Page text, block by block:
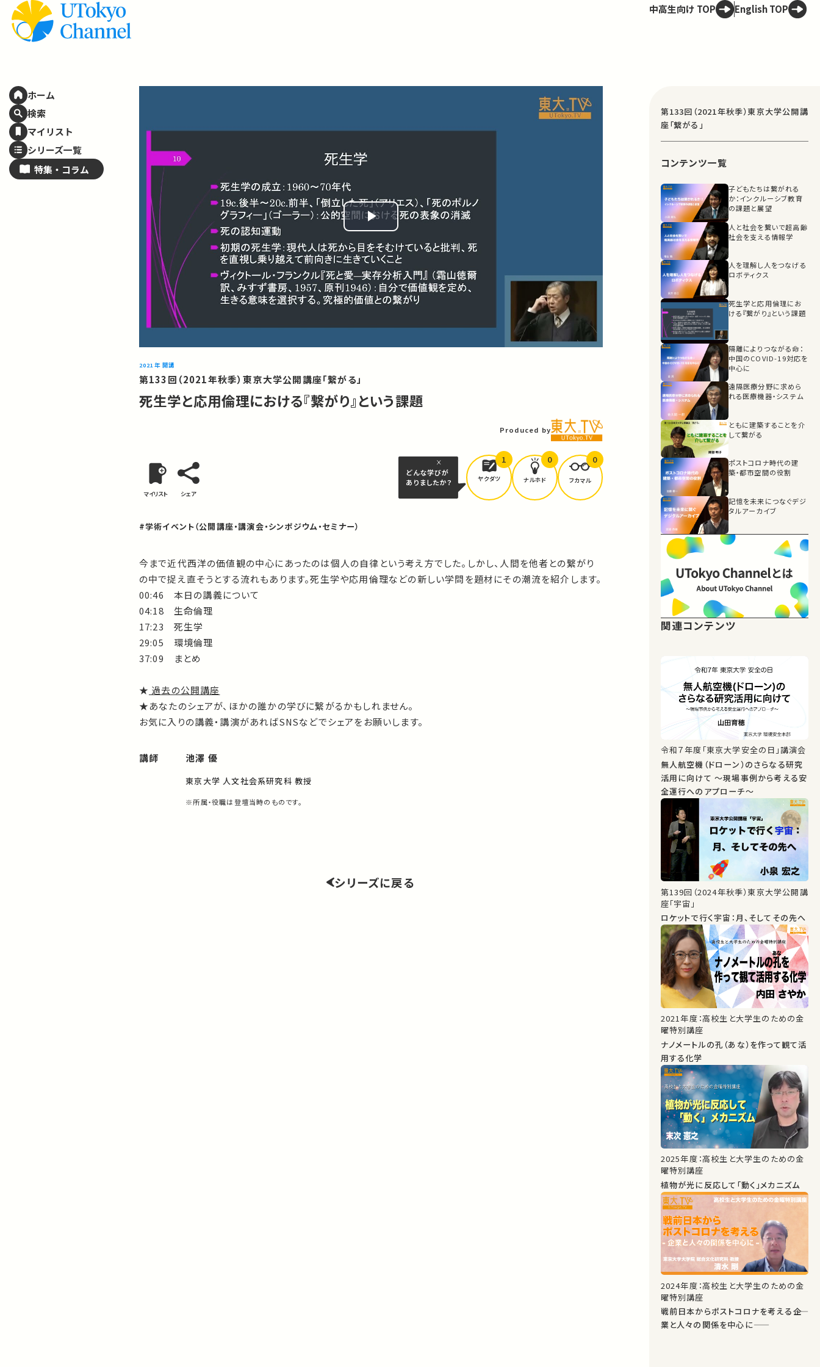
ホーム
検索
マイリスト
シリーズ一覧
特集・ コラム
中高生向け TOP English TOP
Play
Video
2021年 開講
第133回（2021年秋季）東京大学公開講座「繋がる」
死生学と応用倫理における『繋がり』という課題
Produced by
マイリスト シェア
どんな学びが
ありましたか？
ヤクダツ
1
ナルホド
0
フカマル
0
#学術イベント（公開講座・講演会・シンポジウム・セミナー）
今まで近代西洋の価値観の中心にあったのは個人の自律という考え方でした。しかし、人間を他者との繋がり
の中で捉え直そうとする流れもあります。死生学や応用倫理などの新しい学問を題材にその潮流を紹介します。
00:46 本日の講義について
04:18 生命倫理
17:23 死生学
29:05 環境倫理
37:09 まとめ
★ 過去の公開講座
★あなたのシェアが、ほかの誰かの学びに繋がるかもしれません。
お気に入りの講義・講演があればSNSなどでシェアをお願いします。
講師 池澤 優
東京大学 人文社会系研究科 教授
※所属・役職は登壇当時のものです。
シリーズに戻る
第133回（2021年秋季）東京大学公開講
座「繋がる」
コンテンツ一覧
子どもたちは繋がれる
か：インクルーシブ教育
の課題と展望
人と社会を繋いで超高齢
社会を支える情報学
人を理解し人をつなげる
ロボティクス
死生学と応用倫理にお
ける『繋がり』という課題
隔離によりつながる命：
中国のCOVID-19対応を
中心に
遠隔医療分野に求めら
れる医療機器・システム
ともに建築することを介
して繋がる
ポストコロナ時代の建
築・都市空間の役割
記憶を未来につなぐデジ
タルアーカイブ
関連コンテンツ
令和７年度「東京大学安全の日」講演会
無人航空機（ドローン）のさらなる研究
活用に向けて ～現場事例から考える安
全運行へのアプローチ～
第139回（2024年秋季）東京大学公開講
座「宇宙」
ロケットで行く宇宙：月、そしてその先へ
2021年度：高校生と大学生のための金
曜特別講座
ナノメートルの孔（あな）を作って観て活
用する化学
2025年度：高校生と大学生のための金
曜特別講座
植物が光に反応して「動く」メカニズム
2024年度：高校生と大学生のための金
曜特別講座
戦前日本からポストコロナを考える――企
業と人々の関係を中心に――